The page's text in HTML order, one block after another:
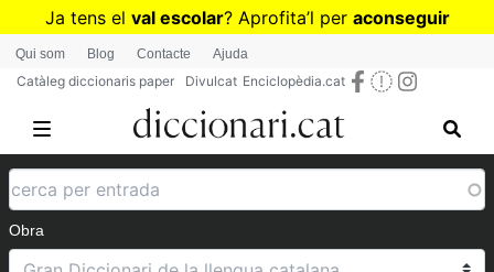
Vés
contingut
Ja tens el val escolar? Aprofita’l per aconseguir
diccionaris per a Primària o Secundària
Qui som Blog Contacte Ajuda
Catàleg diccionaris paper Divulcat Enciclopèdia.cat
Obra